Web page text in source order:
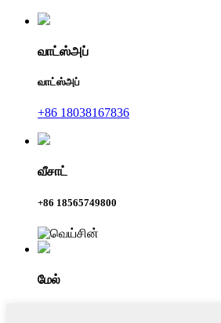
வாட்ஸ்அப்
வாட்ஸ்அப்
+86 18038167836
வீசாட்
+86 18565749800
மேல்